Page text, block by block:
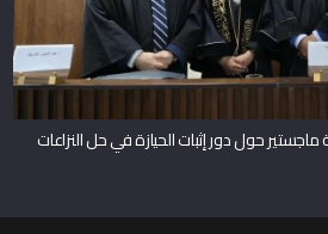
حول دور إثبات الحيازة في حل النزاعات